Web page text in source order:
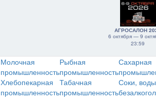
АГРОСАЛОН
6 октября — 9
23:59
Молочная
промышленность
Рыбная
промышленность
Сахарная
Хлебопекарная
промышленность
Табачная
промышленность
Соки,